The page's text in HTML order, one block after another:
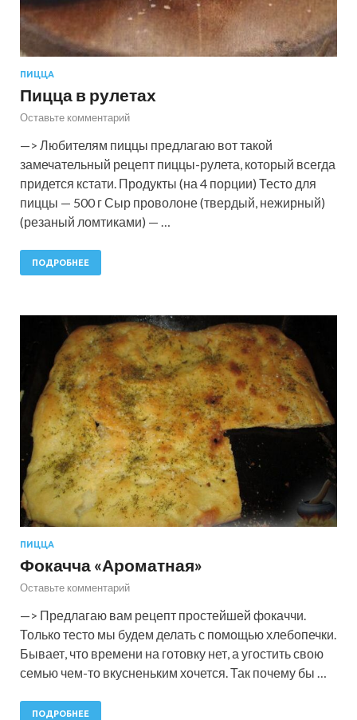
ПИЦЦА
Пицца в рулетах
Оставьте комментарий
—> Любителям пиццы предлагаю вот такой
замечательный рецепт пиццы-рулета, который всегда
придется кстати. Продукты (на 4 порции) Тесто для
пиццы — 500 г Сыр проволоне (твердый, нежирный)
(резаный ломтиками) — …
ПОДРОБНЕЕ
ПИЦЦА
Фокачча «Ароматная»
Оставьте комментарий
—> Предлагаю вам рецепт простейшей фокаччи.
Только тесто мы будем делать с помощью хлебопечки.
Бывает, что времени на готовку нет, а угостить свою
семью чем-то вкусненьким хочется. Так почему бы …
ПОДРОБНЕЕ